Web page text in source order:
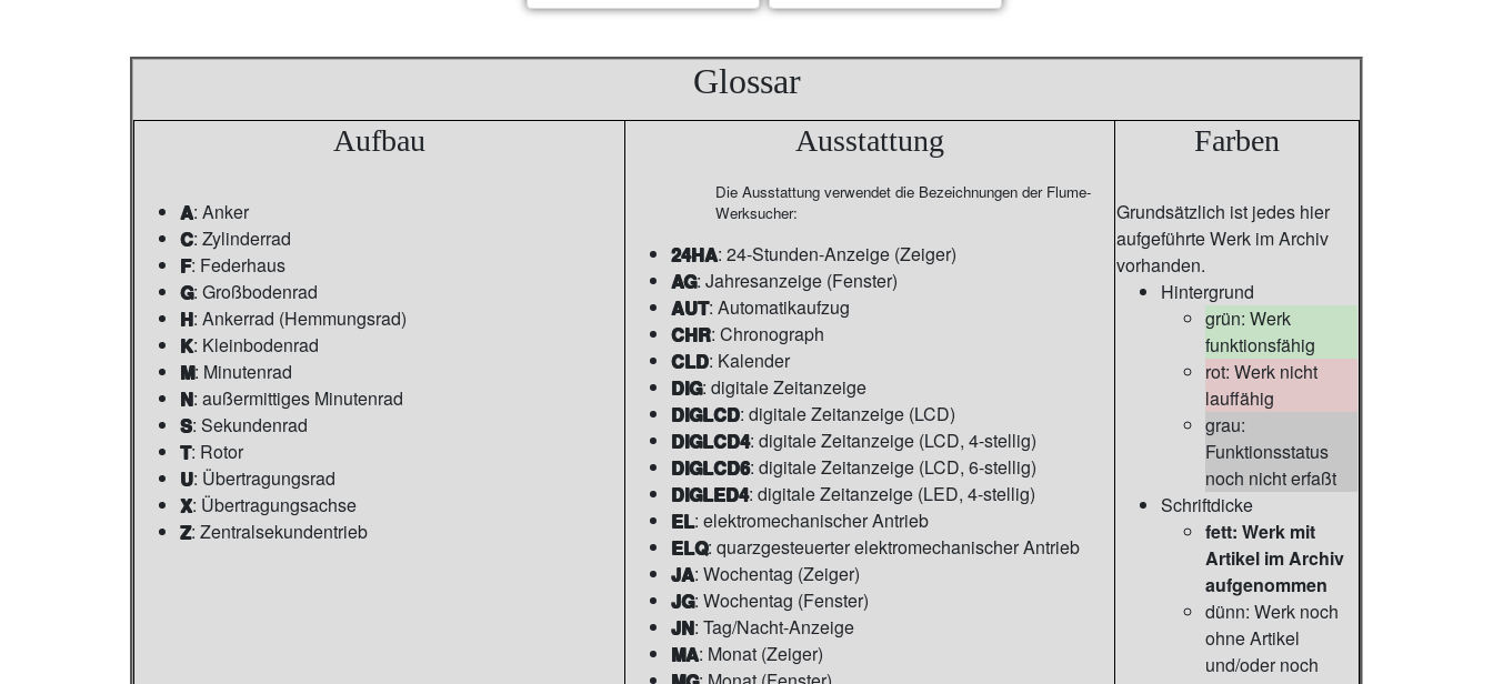
Glossar
Aufbau Ausstattung Farben
A: Anker
C: Zylinderrad
F: Federhaus
G: Großbodenrad
H: Ankerrad (Hemmungsrad)
K: Kleinbodenrad
M: Minutenrad
N: außermittiges Minutenrad
S: Sekundenrad
T: Rotor
U: Übertragungsrad
X: Übertragungsachse
Z: Zentralsekundentrieb
Die Ausstattung verwendet die Bezeichnungen der Flume-
Werksucher:
24HA: 24-Stunden-Anzeige (Zeiger)
AG: Jahresanzeige (Fenster)
AUT: Automatikaufzug
CHR: Chronograph
CLD: Kalender
DIG: digitale Zeitanzeige
DIGLCD: digitale Zeitanzeige (LCD)
DIGLCD4: digitale Zeitanzeige (LCD, 4-stellig)
DIGLCD6: digitale Zeitanzeige (LCD, 6-stellig)
DIGLED4: digitale Zeitanzeige (LED, 4-stellig)
EL: elektromechanischer Antrieb
ELQ: quarzgesteuerter elektromechanischer Antrieb
JA: Wochentag (Zeiger)
JG: Wochentag (Fenster)
JN: Tag/Nacht-Anzeige
MA: Monat (Zeiger)
Grundsätzlich ist jedes hier
aufgeführte Werk im Archiv
vorhanden.
Hintergrund
grün: Werk
funktionsfähig
rot: Werk nicht
lauffähig
grau:
Funktionsstatus
noch nicht erfaßt
Schriftdicke
fett: Werk mit
Artikel im Archiv
aufgenommen
dünn: Werk noch
ohne Artikel
und/oder noch